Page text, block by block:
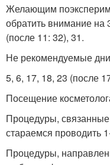
Желающим
обратить внимание на
(после 11: 32), 31.
Не рекомендуемые
5, 6, 17, 18, 23 (после
Посещение
Процедуры,
стараемся проводить
Процедуры,